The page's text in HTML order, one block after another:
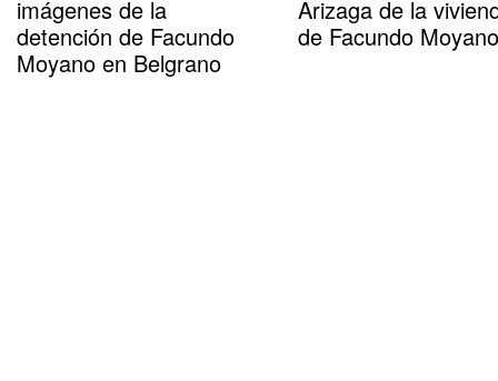
imágenes de la
detención de Facundo
Moyano en Belgrano
Arizaga de la
de Facundo Moyano